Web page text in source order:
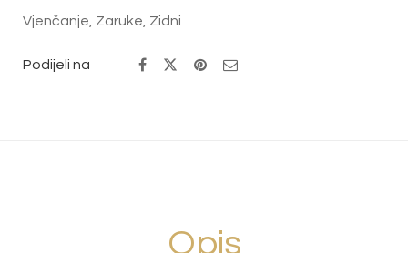
Vjenčanje Zaruke Zidni
Podijeli na
Opis